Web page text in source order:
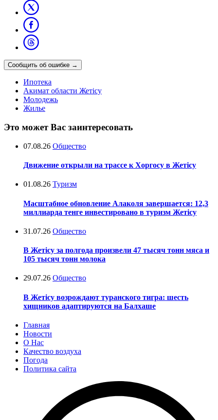
Сообщить об ошибке →
Ипотека
Акимат области Жетісу
Молодежь
Жилье
Это может Вас заинтересовать
07.08.26 Общество
Движение открыли на трассе к Хоргосу в Жетісу
01.08.26 Туризм
Масштабное обновление Алаколя завершается: 12,3
миллиарда тенге инвестировано в туризм Жетісу
31.07.26 Общество
В Жетісу за полгода произвели 47 тысяч тонн мяса и
105 тысяч тонн молока
29.07.26 Общество
В Жетісу возрождают туранского тигра: шесть
хищников адаптируются на Балхаше
Главная
Новости
О Нас
Качество воздуха
Погода
Политика сайта